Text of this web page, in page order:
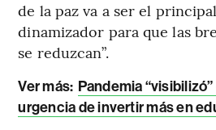
de la paz va a ser el
dinamizador para que las
se reduzcan”.
Ver más: Pandemia
urgencia de invertir más en